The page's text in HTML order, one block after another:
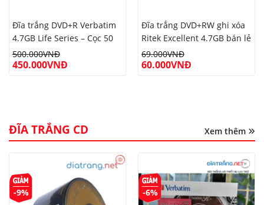
Đĩa trắng DVD+R Verbatim
4.7GB Life Series – Cọc 50
cái
500.000VNĐ
450.000VNĐ
Đĩa trắng DVD+RW ghi xóa
Ritek Excellent 4.7GB bán lẻ
69.000VNĐ
60.000VNĐ
ĐĨA TRẮNG CD Xem thêm
-9% -6%